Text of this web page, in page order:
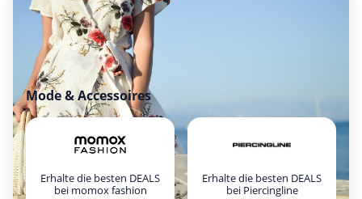
Mode & Accessoires
Erhalte die besten DEALS
bei momox fashion
Erhalte die besten DEALS
bei Piercingline